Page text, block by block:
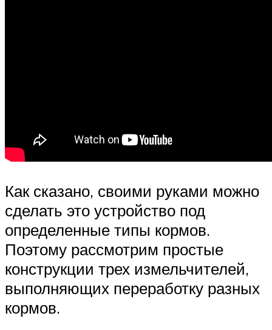
Как сказано, своими руками можно
сделать это устройство под
определенные типы кормов.
Поэтому рассмотрим простые
конструкции трех измельчителей,
выполняющих переработку разных
кормов.